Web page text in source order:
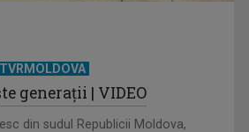
TVRMOLDOVA
generații | VIDEO
din sudul Republicii Moldova,